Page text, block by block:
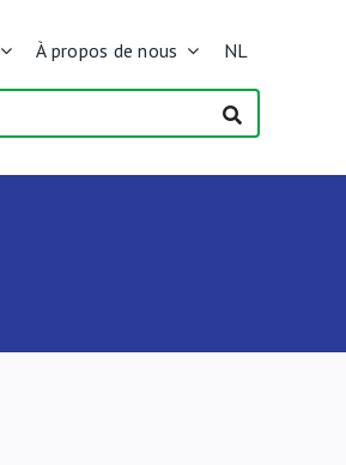
À propos de nous NL